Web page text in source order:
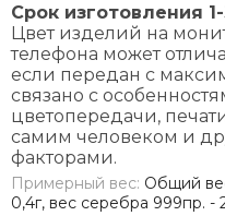
Срок изготовления
Цвет изделий на
телефона может
если передан с
связано с
цветопередачи,
самим человеком и
факторами.
Примерный вес: Общий
0,4г, вес серебра 999пр. -